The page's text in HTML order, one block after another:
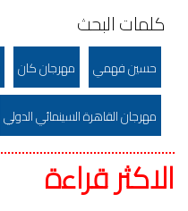
كلمات البحث
حسين فهمي مهرجان كان
مهرجان القاهرة السينمائي الدولي
الاكثر قراءة